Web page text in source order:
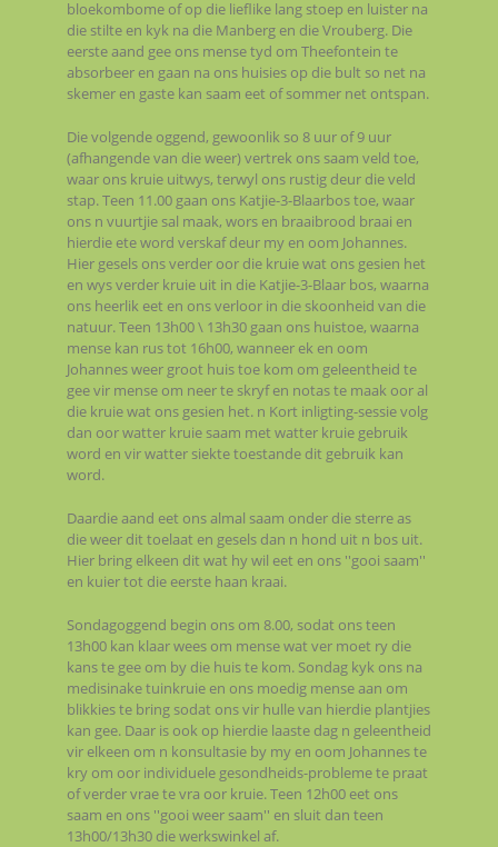
bloekombome of op die lieflike lang stoep en luister na
die stilte en kyk na die Manberg en die Vrouberg. Die
eerste aand gee ons mense tyd om Theefontein te
absorbeer en gaan na ons huisies op die bult so net na
skemer en gaste kan saam eet of sommer net ontspan.
Die volgende oggend, gewoonlik so 8 uur of 9 uur
(afhangende van die weer) vertrek ons saam veld toe,
waar ons kruie uitwys, terwyl ons rustig deur die veld
stap. Teen 11.00 gaan ons Katjie-3-Blaarbos toe, waar
ons n vuurtjie sal maak, wors en braaibrood braai en
hierdie ete word verskaf deur my en oom Johannes.
Hier gesels ons verder oor die kruie wat ons gesien het
en wys verder kruie uit in die Katjie-3-Blaar bos, waarna
ons heerlik eet en ons verloor in die skoonheid van die
natuur. Teen 13h00 \ 13h30 gaan ons huistoe, waarna
mense kan rus tot 16h00, wanneer ek en oom
Johannes weer groot huis toe kom om geleentheid te
gee vir mense om neer te skryf en notas te maak oor al
die kruie wat ons gesien het. n Kort inligting-sessie volg
dan oor watter kruie saam met watter kruie gebruik
word en vir watter siekte toestande dit gebruik kan
word.
Daardie aand eet ons almal saam onder die sterre as
die weer dit toelaat en gesels dan n hond uit n bos uit.
Hier bring elkeen dit wat hy wil eet en ons ''gooi saam''
en kuier tot die eerste haan kraai.
Sondagoggend begin ons om 8.00, sodat ons teen
13h00 kan klaar wees om mense wat ver moet ry die
kans te gee om by die huis te kom. Sondag kyk ons na
medisinake tuinkruie en ons moedig mense aan om
blikkies te bring sodat ons vir hulle van hierdie plantjies
kan gee. Daar is ook op hierdie laaste dag n geleentheid
vir elkeen om n konsultasie by my en oom Johannes te
kry om oor individuele gesondheids-probleme te praat
of verder vrae te vra oor kruie. Teen 12h00 eet ons
saam en ons ''gooi weer saam'' en sluit dan teen
13h00/13h30 die werkswinkel af.